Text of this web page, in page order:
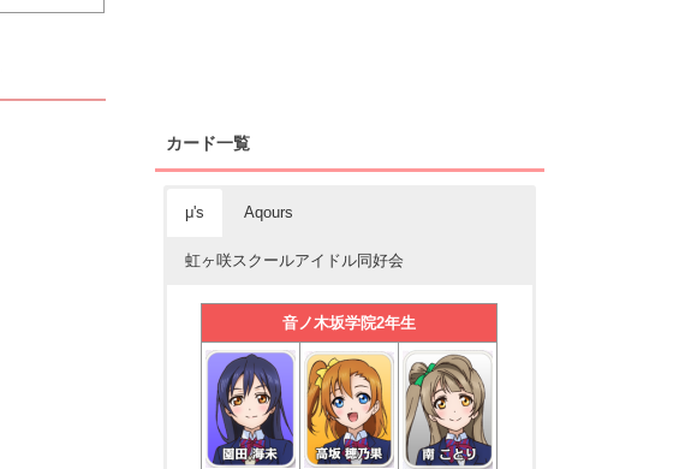
カード一覧
μ's Aqours
虹ヶ咲スクールアイドル同好会
音ノ木坂学院2年生